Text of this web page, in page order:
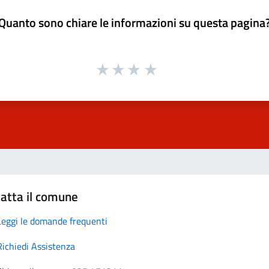
sono chiare le informazioni su questa
il comune
le domande frequenti
Assistenza